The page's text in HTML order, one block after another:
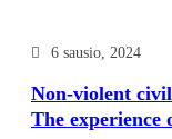
6 sausio, 2024
Non-violent
The experience